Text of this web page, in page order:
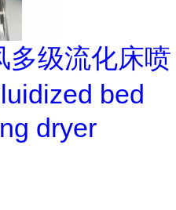
多级流化床喷
bed
dryer